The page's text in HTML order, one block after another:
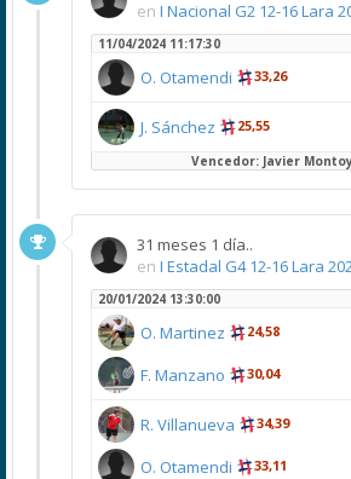
en I Nacional G2 12-16 Lara
11/04/2024 11:17:30
O. Otamendi 33,26
J. Sánchez 25,55
Vencedor: Javier
31 meses 1 día..
en I Estadal G4 12-16 Lara
20/01/2024 13:30:00
O. Martinez 24,58
F. Manzano 30,04
R. Villanueva 34,39
O. Otamendi 33,11